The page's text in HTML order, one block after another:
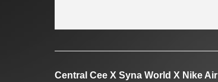
Central Cee X Syna World X Nike Air